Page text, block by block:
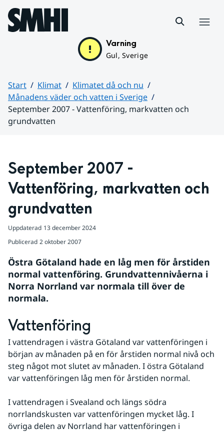
Hoppa till sidans innehåll
Varning
Gul, Sverige
Start Klimat
Klimatet då och nu
Månadens väder och vatten i Sverige
September 2007 - Vattenföring, markvatten och
grundvatten
September 2007 -
Vattenföring, markvatten och
grundvatten
Uppdaterad 13 december 2024
Publicerad 2 oktober 2007
Östra Götaland hade en låg men för årstiden
normal vattenföring. Grundvattennivåerna i
Norra Norrland var normala till över de
normala.
Vattenföring
I vattendragen i västra Götaland var vattenföringen i
början av månaden på en för årstiden normal nivå och
steg något mot slutet av månaden. I östra Götaland
var vattenföringen låg men för årstiden normal.
I vattendragen i Svealand och längs södra
norrlandskusten var vattenföringen mycket låg. I
övriga delen av Norrland har vattenföringen i